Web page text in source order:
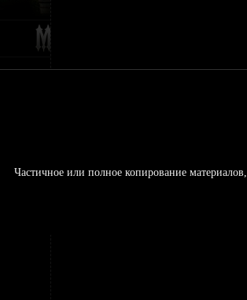
Частичное или полное копирование